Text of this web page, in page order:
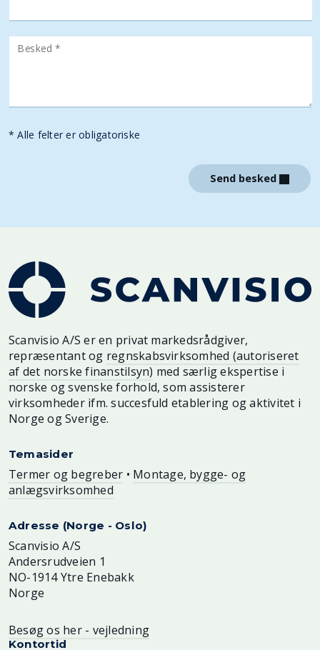
Besked *
* Alle felter er obligatoriske
Send besked
Scanvisio A/S er en privat markedsrådgiver,
repræsentant og regnskabsvirksomhed (autoriseret
af det norske finanstilsyn) med særlig ekspertise i
norske og svenske forhold, som assisterer
virksomheder ifm. succesfuld etablering og aktivitet i
Norge og Sverige.
Temasider
Termer og begreber • Montage, bygge- og
anlægsvirksomhed
Adresse (Norge - Oslo)
Scanvisio A/S
Andersrudveien 1
NO-1914 Ytre Enebakk
Norge
Besøg os her - vejledning
Kontortid